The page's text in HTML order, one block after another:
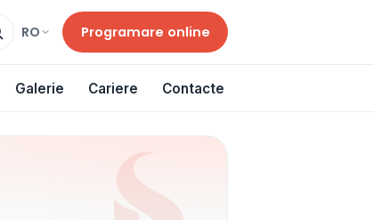
RO Programare online
Galerie Cariere Contacte